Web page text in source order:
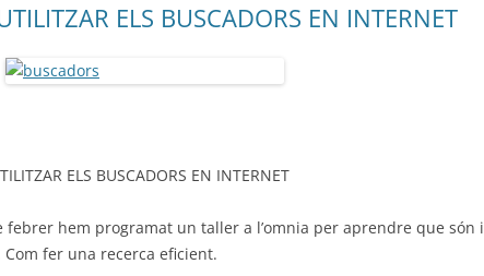
ELS BUSCADORS EN INTERNET
ELS BUSCADORS EN INTERNET
hem programat un taller a l’omnia per aprendre que són i
fer una recerca eficient.